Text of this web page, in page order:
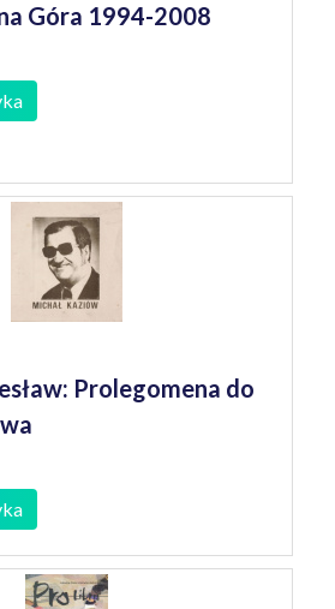
Góra 1994-2008
Prolegomena do